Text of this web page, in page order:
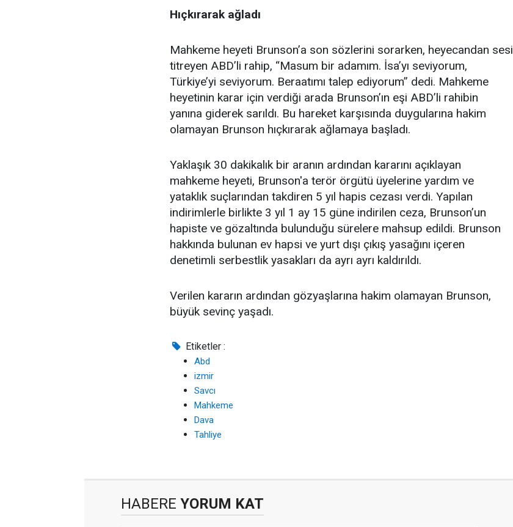
Hıçkırarak ağladı
Mahkeme heyeti Brunson’a son sözlerini sorarken, heyecandan sesi
titreyen ABD’li rahip, “Masum bir adamım. İsa’yı seviyorum,
Türkiye’yi seviyorum. Beraatımı talep ediyorum” dedi. Mahkeme
heyetinin karar için verdiği arada Brunson’ın eşi ABD’li rahibin
yanına giderek sarıldı. Bu hareket karşısında duygularına hakim
olamayan Brunson hıçkırarak ağlamaya başladı.
Yaklaşık 30 dakikalık bir aranın ardından kararını açıklayan
mahkeme heyeti, Brunson'a terör örgütü üyelerine yardım ve
yataklık suçlarından takdiren 5 yıl hapis cezası verdi. Yapılan
indirimlerle birlikte 3 yıl 1 ay 15 güne indirilen ceza, Brunson’un
hapiste ve gözaltında bulunduğu sürelere mahsup edildi. Brunson
hakkında bulunan ev hapsi ve yurt dışı çıkış yasağını içeren
denetimli serbestlik yasakları da ayrı ayrı kaldırıldı.
Verilen kararın ardından gözyaşlarına hakim olamayan Brunson,
büyük sevinç yaşadı.
Etiketler :
Abd
izmir
Savcı
Mahkeme
Dava
Tahliye
HABERE YORUM KAT